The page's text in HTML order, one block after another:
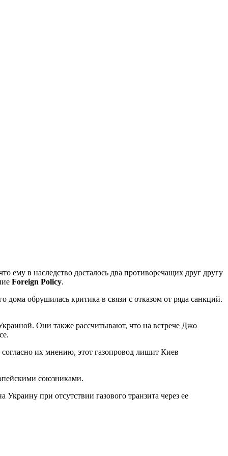
ему в наследство досталось два противоречащих друг другу
Foreign Policy.
дома обрушилась критика в связи с отказом от ряда санкций.
Они также рассчитывают, что на встрече Джо
их мнению, этот газопровод лишит Киев
союзниками.
при отсутствии газового транзита через ее